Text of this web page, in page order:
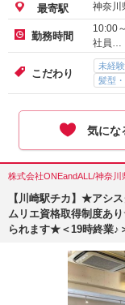
最寄駅 神奈川
勤務時間
10:00
社員…
こだわり
未経
髪型
気にな
株式会社ONEandALL/神奈川
【川崎駅チカ】★アシ
ムリエ資格取得制度あ
られます★＜19時終業♪